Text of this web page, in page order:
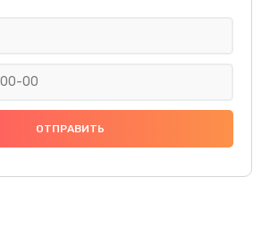
Замена праймера
1000 руб.